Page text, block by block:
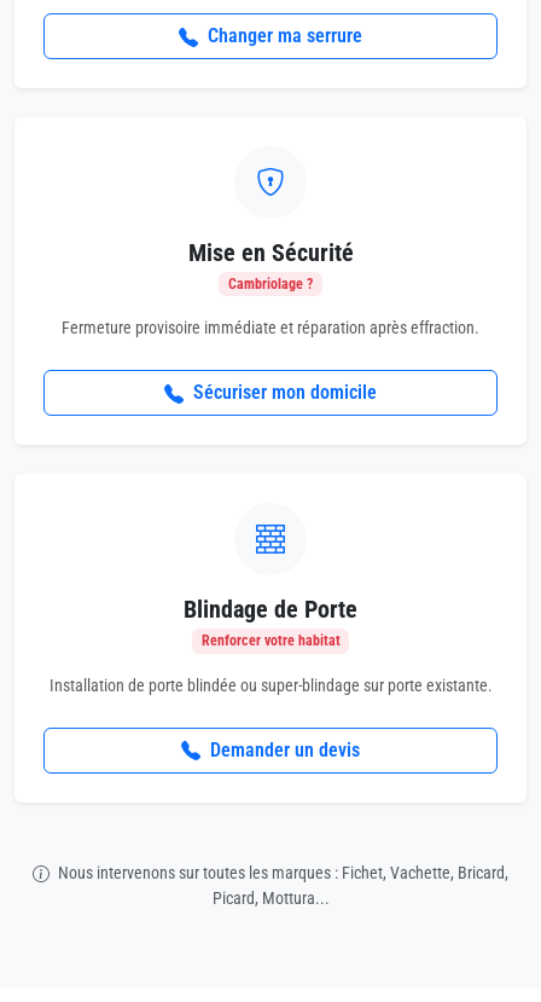
Changer ma serrure
Mise en Sécurité
Cambriolage ?
Fermeture provisoire immédiate et réparation après effraction.
Sécuriser mon domicile
Blindage de Porte
Renforcer votre habitat
Installation de porte blindée ou super-blindage sur porte existante.
Demander un devis
Nous intervenons sur toutes les marques : Fichet, Vachette, Bricard,
Picard, Mottura...